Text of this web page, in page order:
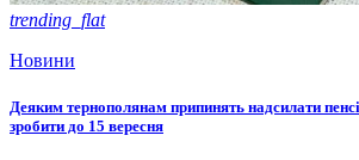
trending_flat
Новини
Деяким тернополянам припинять надсилати
зробити до 15 вересня